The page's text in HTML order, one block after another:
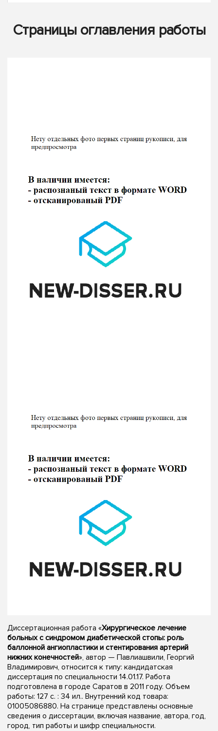
Страницы оглавления работы
Диссертационная работа «Хирургическое лечение
больных с синдромом диабетической стопы: роль
баллонной ангиопластики и стентирования артерий
нижних конечностей», автор — Павлиашвили, Георгий
Владимирович, относится к типу: кандидатская
диссертация по специальности 14.01.17. Работа
подготовлена в городе Саратов в 2011 году. Объем
работы: 127 с. : 34 ил.. Внутренний код товара:
01005086880. На странице представлены основные
сведения о диссертации, включая название, автора, год,
город, тип работы и шифр специальности.